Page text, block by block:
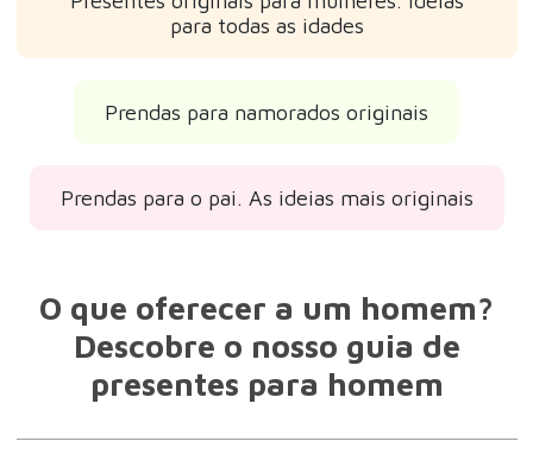
para todas as idades
Prendas para namorados originais
Prendas para o pai. As ideias mais originais
O que oferecer a um homem?
Descobre o nosso guia de
presentes para homem